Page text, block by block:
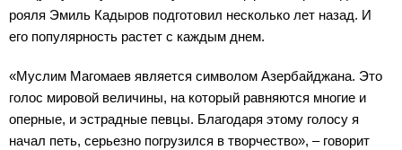
рояля Эмиль Кадыров подготовил несколько лет назад. И
его популярность растет с каждым днем.
«Муслим Магомаев является символом Азербайджана. Это
голос мировой величины, на который равняются многие и
оперные, и эстрадные певцы. Благодаря этому голосу я
начал петь, серьезно погрузился в творчество», – говорит